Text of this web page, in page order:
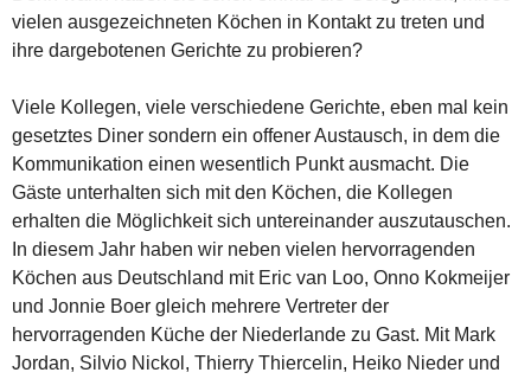
vielen ausgezeichneten Köchen in Kontakt zu treten und
ihre dargebotenen Gerichte zu probieren?
Viele Kollegen, viele verschiedene Gerichte, eben mal kein
gesetztes Diner sondern ein offener Austausch, in dem die
Kommunikation einen wesentlich Punkt ausmacht. Die
Gäste unterhalten sich mit den Köchen, die Kollegen
erhalten die Möglichkeit sich untereinander auszutauschen.
In diesem Jahr haben wir neben vielen hervorragenden
Köchen aus Deutschland mit Eric van Loo, Onno Kokmeijer
und Jonnie Boer gleich mehrere Vertreter der
hervorragenden Küche der Niederlande zu Gast. Mit Mark
Jordan, Silvio Nickol, Thierry Thiercelin, Heiko Nieder und